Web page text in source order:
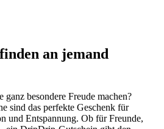
an jemand
ganz besondere Freude machen?
sind das perfekte Geschenk für
und Entspannung. Ob für Freunde,